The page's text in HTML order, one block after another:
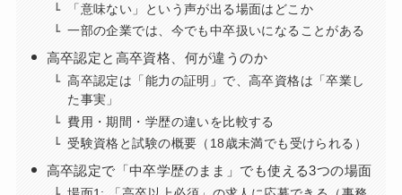
「意味ない」という声が出る場面はどこか
一部の企業では、今でも中卒扱いになることがある
高卒認定と高卒資格、何が違うのか
高卒認定は「能力の証明」で、高卒資格は「卒業し
た事実」
費用・期間・学歴の違いを比較する
受験資格と試験の概要（18歳未満でも受けられる）
高卒認定で「中卒学歴のまま」でも使える3つの場面